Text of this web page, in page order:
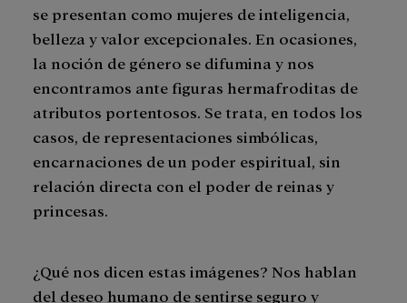
se presentan como mujeres de inteligencia,
belleza y valor excepcionales. En ocasiones,
la noción de género se difumina y nos
encontramos ante figuras hermafroditas de
atributos portentosos. Se trata, en todos los
casos, de representaciones simbólicas,
encarnaciones de un poder espiritual, sin
relación directa con el poder de reinas y
princesas.
¿Qué nos dicen estas imágenes? Nos hablan
del deseo humano de sentirse seguro y